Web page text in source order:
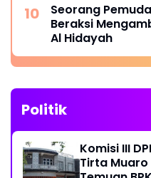
Seorang
Beraksi
Al Hidayah
Politik
Komisi III
Tirta